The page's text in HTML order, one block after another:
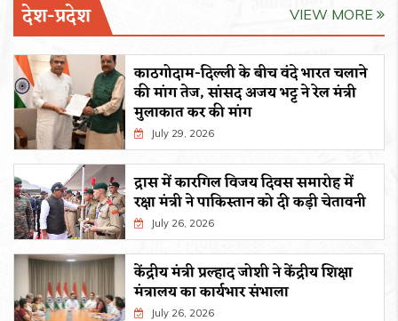
देश-प्रदेश VIEW MORE
काठगोदाम-दिल्ली के बीच वंदे भारत चलाने
की मांग तेज, सांसद अजय भट्ट ने रेल मंत्री
मुलाकात कर की मांग
July 29, 2026
द्रास में कारगिल विजय दिवस समारोह में
रक्षा मंत्री ने पाकिस्तान को दी कड़ी चेतावनी
July 26, 2026
केंद्रीय मंत्री प्रल्हाद जोशी ने केंद्रीय शिक्षा
मंत्रालय का कार्यभार संभाला
July 26, 2026